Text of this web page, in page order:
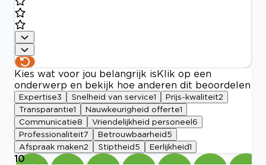
Kies wat voor jou belangrijk is Klik op een
onderwerp en bekijk hoe anderen dit beoordelen
Expertise3 Snelheid van service1 Prijs-kwaliteit2
Transparantie1 Nauwkeurigheid offerte1
Communicatie8 Vriendelijkheid personeel 6
Professionaliteit7 Betrouwbaarheid 5
Afspraak maken2 Stiptheid 5 Eerlijkheid1
10